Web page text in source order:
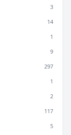
3
14
1
9
297
1
2
117
5